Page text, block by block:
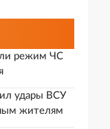
режим ЧС
удары ВСУ
жителям